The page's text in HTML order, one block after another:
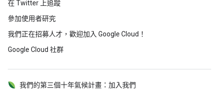
在 Twitter 上追蹤
參加使用者研究
我們正在招募人才，歡迎加入 Google Cloud！
Google Cloud 社群
我們的第三個十年氣候計畫：加入我們